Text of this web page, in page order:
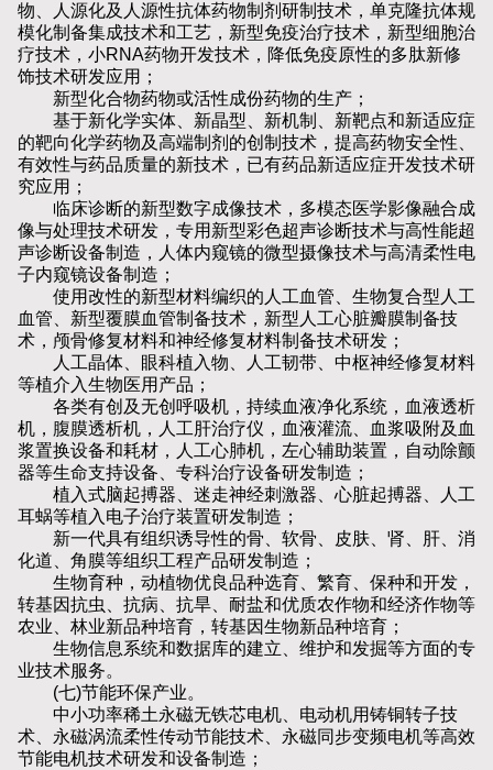
物、人源化及人源性抗体药物制剂研制技术，单克隆抗体规
模化制备集成技术和工艺，新型免疫治疗技术，新型细胞治
疗技术，小RNA药物开发技术，降低免疫原性的多肽新修
饰技术研发应用；
新型化合物药物或活性成份药物的生产；
基于新化学实体、新晶型、新机制、新靶点和新适应症
的靶向化学药物及高端制剂的创制技术，提高药物安全性、
有效性与药品质量的新技术，已有药品新适应症开发技术研
究应用；
临床诊断的新型数字成像技术，多模态医学影像融合成
像与处理技术研发，专用新型彩色超声诊断技术与高性能超
声诊断设备制造，人体内窥镜的微型摄像技术与高清柔性电
子内窥镜设备制造；
使用改性的新型材料编织的人工血管、生物复合型人工
血管、新型覆膜血管制备技术，新型人工心脏瓣膜制备技
术，颅骨修复材料和神经修复材料制备技术研发；
人工晶体、眼科植入物、人工韧带、中枢神经修复材料
等植介入生物医用产品；
各类有创及无创呼吸机，持续血液净化系统，血液透析
机，腹膜透析机，人工肝治疗仪，血液灌流、血浆吸附及血
浆置换设备和耗材，人工心肺机，左心辅助装置，自动除颤
器等生命支持设备、专科治疗设备研发制造；
植入式脑起搏器、迷走神经刺激器、心脏起搏器、人工
耳蜗等植入电子治疗装置研发制造；
新一代具有组织诱导性的骨、软骨、皮肤、肾、肝、消
化道、角膜等组织工程产品研发制造；
生物育种，动植物优良品种选育、繁育、保种和开发，
转基因抗虫、抗病、抗旱、耐盐和优质农作物和经济作物等
农业、林业新品种培育，转基因生物新品种培育；
生物信息系统和数据库的建立、维护和发掘等方面的专
业技术服务。
(七)节能环保产业。
中小功率稀土永磁无铁芯电机、电动机用铸铜转子技
术、永磁涡流柔性传动节能技术、永磁同步变频电机等高效
节能电机技术研发和设备制造；